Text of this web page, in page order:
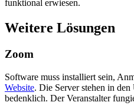
funktional erwiesen.
Weitere Lösungen
Zoom
Software muss installiert sein,
Website. Die Server stehen in
bedenklich. Der Veranstalter